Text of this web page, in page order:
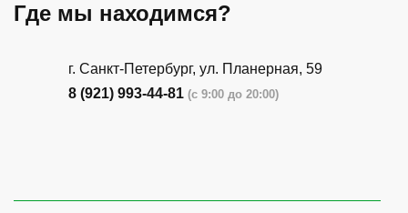
Где мы находимся?
г. Санкт-Петербург, ​ул. Планерная, 59
8 (921) 993-44-81 (с 9:00 до 20:00)